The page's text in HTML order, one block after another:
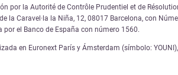
la Autorité de Contrôle Prudentiel et de
Caravel·la la Niña, 12, 08017 Barcelona, con
el Banco de España con número 1560.
en Euronext París y Ámsterdam (símbolo: